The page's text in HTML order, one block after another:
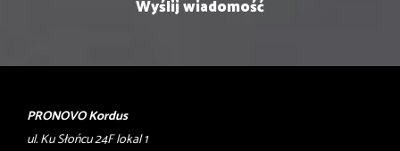
PRONOVO Kordus
ul. Ku Słońcu 24F lokal 1